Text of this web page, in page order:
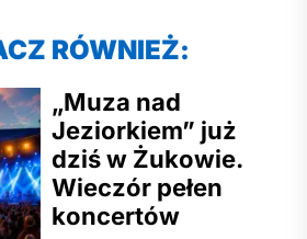
RÓWNIEŻ:
„Muza nad
Jeziorkiem” już
dziś w Żukowie.
Wieczór pełen
koncertów